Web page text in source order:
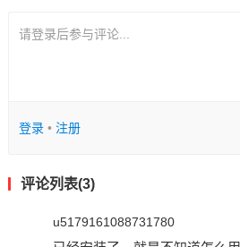
请登录后参与评论...
登录• 注册
评论列表(3)
u5179161088731780